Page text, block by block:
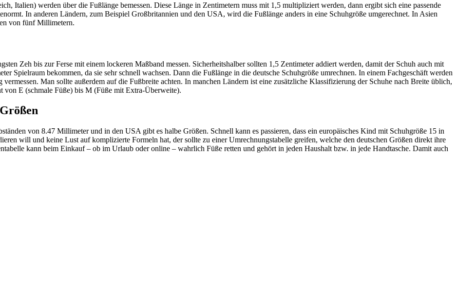
Italien) werden über die Fußlänge bemessen. Diese Länge in Zentimetern muss mit 1,5 multipliziert werden, dann ergibt sich eine passende
In anderen Ländern, zum Beispiel Großbritannien und den USA, wird die Fußlänge anders in eine Schuhgröße umgerechnet. In Asien
von fünf Millimetern.
Zeh bis zur Ferse mit einem lockeren Maßband messen. Sicherheitshalber sollten 1,5 Zentimeter addiert werden, damit der Schuh auch mit
Spielraum bekommen, da sie sehr schnell wachsen. Dann die Fußlänge in die deutsche Schuhgröße umrechnen. In einem Fachgeschäft werden
Man sollte außerdem auf die Fußbreite achten. In manchen Ländern ist eine zusätzliche Klassifizierung der Schuhe nach Breite üblich,
von E (schmale Füße) bis M (Füße mit Extra-Überweite).
von 8.47 Millimeter und in den USA gibt es halbe Größen. Schnell kann es passieren, dass ein europäisches Kind mit Schuhgröße 15 in
will und keine Lust auf komplizierte Formeln hat, der sollte zu einer Umrechnungstabelle greifen, welche den deutschen Größen direkt ihre
kann beim Einkauf – ob im Urlaub oder online – wahrlich Füße retten und gehört in jeden Haushalt bzw. in jede Handtasche. Damit auch